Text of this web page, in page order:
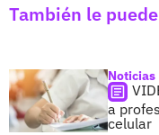
También le
Noticias
a
celular